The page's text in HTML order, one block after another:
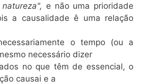
natureza", e não uma prioridade
a causalidade ê uma relação
o tempo (ou a
necessário dizer
no que têm de essencial, o
causai e a